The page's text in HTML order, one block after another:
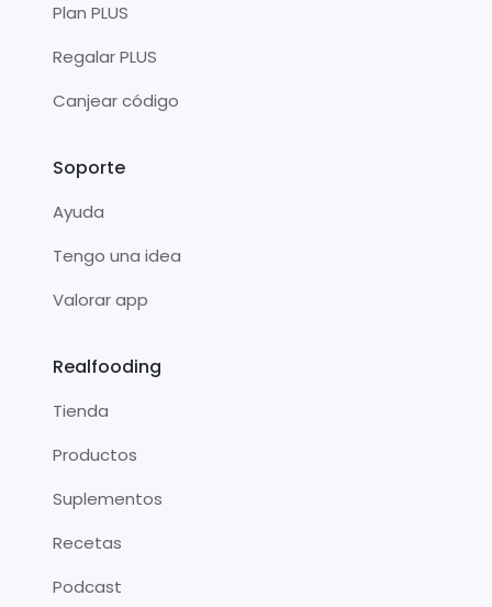
Plan PLUS
Regalar PLUS
Canjear código
Soporte
Ayuda
Tengo una idea
Valorar app
Realfooding
Tienda
Productos
Suplementos
Recetas
Podcast